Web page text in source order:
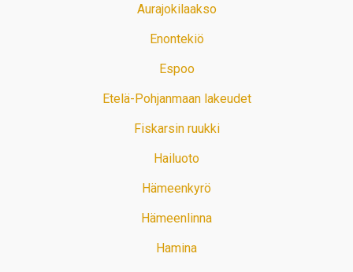
Aurajokilaakso
Enontekiö
Espoo
Etelä-Pohjanmaan lakeudet
Fiskarsin ruukki
Hailuoto
Hämeenkyrö
Hämeenlinna
Hamina